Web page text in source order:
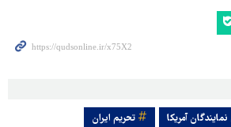
آمریکا تحریم ایران